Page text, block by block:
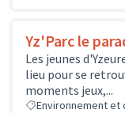
Yz'Parc le
Les jeunes
lieu pour se
moments jeux,...
Environnement et